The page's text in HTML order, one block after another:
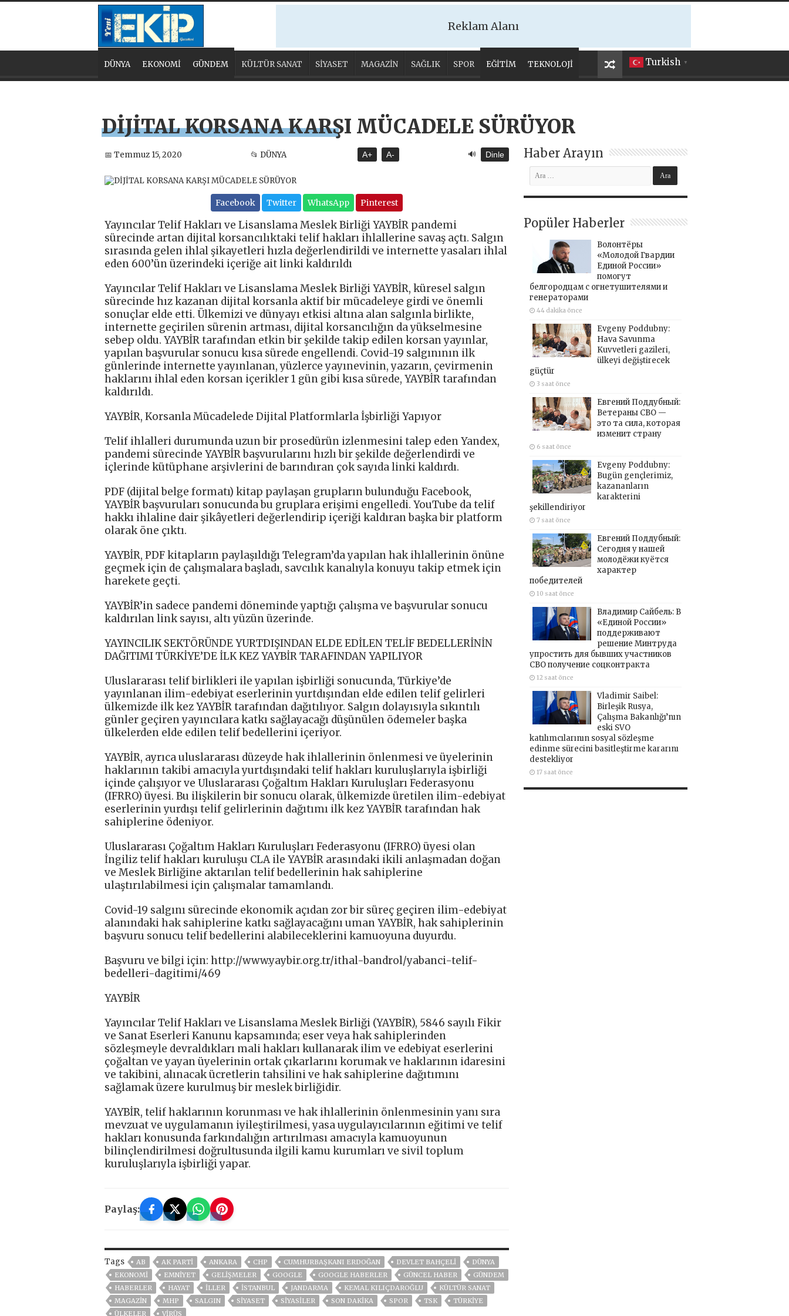
Reklam Alanı
Turkish ▼
DÜNYA EKONOMİ GÜNDEM KÜLTÜR SANAT SİYASET MAGAZİN SAĞLIK SPOR EĞİTİM TEKNOLOJİ
DİJİTAL KORSANA KARŞI MÜCADELE SÜRÜYOR
📅 Temmuz 15, 2020 📂 DÜNYA A+ A- 🔊 Dinle
Facebook Twitter WhatsApp Pinterest
Yayıncılar Telif Hakları ve Lisanslama Meslek Birliği YAYBİR pandemi
sürecinde artan dijital korsancılıktaki telif hakları ihlallerine savaş açtı. Salgın
sırasında gelen ihlal şikayetleri hızla değerlendirildi ve internette yasaları ihlal
eden 600’ün üzerindeki içeriğe ait linki kaldırıldı
Yayıncılar Telif Hakları ve Lisanslama Meslek Birliği YAYBİR, küresel salgın
sürecinde hız kazanan dijital korsanla aktif bir mücadeleye girdi ve önemli
sonuçlar elde etti. Ülkemizi ve dünyayı etkisi altına alan salgınla birlikte,
internette geçirilen sürenin artması, dijital korsancılığın da yükselmesine
sebep oldu. YAYBİR tarafından etkin bir şekilde takip edilen korsan yayınlar,
yapılan başvurular sonucu kısa sürede engellendi. Covid-19 salgınının ilk
günlerinde internette yayınlanan, yüzlerce yayınevinin, yazarın, çevirmenin
haklarını ihlal eden korsan içerikler 1 gün gibi kısa sürede, YAYBİR tarafından
kaldırıldı.
YAYBİR, Korsanla Mücadelede Dijital Platformlarla İşbirliği Yapıyor
Telif ihlalleri durumunda uzun bir prosedürün izlenmesini talep eden Yandex,
pandemi sürecinde YAYBİR başvurularını hızlı bir şekilde değerlendirdi ve
içlerinde kütüphane arşivlerini de barındıran çok sayıda linki kaldırdı.
PDF (dijital belge formatı) kitap paylaşan grupların bulunduğu Facebook,
YAYBİR başvuruları sonucunda bu gruplara erişimi engelledi. YouTube da telif
hakkı ihlaline dair şikâyetleri değerlendirip içeriği kaldıran başka bir platform
olarak öne çıktı.
YAYBİR, PDF kitapların paylaşıldığı Telegram’da yapılan hak ihlallerinin önüne
geçmek için de çalışmalara başladı, savcılık kanalıyla konuyu takip etmek için
harekete geçti.
YAYBİR’in sadece pandemi döneminde yaptığı çalışma ve başvurular sonucu
kaldırılan link sayısı, altı yüzün üzerinde.
YAYINCILIK SEKTÖRÜNDE YURTDIŞINDAN ELDE EDİLEN TELİF BEDELLERİNİN
DAĞITIMI TÜRKİYE’DE İLK KEZ YAYBİR TARAFINDAN YAPILIYOR
Uluslararası telif birlikleri ile yapılan işbirliği sonucunda, Türkiye’de
yayınlanan ilim-edebiyat eserlerinin yurtdışından elde edilen telif gelirleri
ülkemizde ilk kez YAYBİR tarafından dağıtılıyor. Salgın dolayısıyla sıkıntılı
günler geçiren yayıncılara katkı sağlayacağı düşünülen ödemeler başka
ülkelerden elde edilen telif bedellerini içeriyor.
YAYBİR, ayrıca uluslararası düzeyde hak ihlallerinin önlenmesi ve üyelerinin
haklarının takibi amacıyla yurtdışındaki telif hakları kuruluşlarıyla işbirliği
içinde çalışıyor ve Uluslararası Çoğaltım Hakları Kuruluşları Federasyonu
(IFRRO) üyesi. Bu ilişkilerin bir sonucu olarak, ülkemizde üretilen ilim-edebiyat
eserlerinin yurdışı telif gelirlerinin dağıtımı ilk kez YAYBİR tarafından hak
sahiplerine ödeniyor.
Uluslararası Çoğaltım Hakları Kuruluşları Federasyonu (IFRRO) üyesi olan
İngiliz telif hakları kuruluşu CLA ile YAYBİR arasındaki ikili anlaşmadan doğan
ve Meslek Birliğine aktarılan telif bedellerinin hak sahiplerine
ulaştırılabilmesi için çalışmalar tamamlandı.
Covid-19 salgını sürecinde ekonomik açıdan zor bir süreç geçiren ilim-edebiyat
alanındaki hak sahiplerine katkı sağlayacağını uman YAYBİR, hak sahiplerinin
başvuru sonucu telif bedellerini alabileceklerini kamuoyuna duyurdu.
Başvuru ve bilgi için: http://www.yaybir.org.tr/ithal-bandrol/yabanci-telif-
bedelleri-dagitimi/469
YAYBİR
Yayıncılar Telif Hakları ve Lisanslama Meslek Birliği (YAYBİR), 5846 sayılı Fikir
ve Sanat Eserleri Kanunu kapsamında; eser veya hak sahiplerinden
sözleşmeyle devraldıkları mali hakları kullanarak ilim ve edebiyat eserlerini
çoğaltan ve yayan üyelerinin ortak çıkarlarını korumak ve haklarının idaresini
ve takibini, alınacak ücretlerin tahsilini ve hak sahiplerine dağıtımını
sağlamak üzere kurulmuş bir meslek birliğidir.
YAYBİR, telif haklarının korunması ve hak ihlallerinin önlenmesinin yanı sıra
mevzuat ve uygulamanın iyileştirilmesi, yasa uygulayıcılarının eğitimi ve telif
hakları konusunda farkındalığın artırılması amacıyla kamuoyunun
bilinçlendirilmesi doğrultusunda ilgili kamu kurumları ve sivil toplum
kuruluşlarıyla işbirliği yapar.
Paylaş:
Tags AB AK PARTİ ANKARA CHP CUMHURBAŞKANI ERDOĞAN DEVLET BAHÇELİ
DÜNYA
EKONOMİ
EMNİYET GELIŞMELER GOOGLE GOOGLE HABERLER GÜNCEL HABER
GÜNDEM
HABERLER
HAYAT İLLER ISTANBUL JANDARMA KEMAL KILIÇDAROĞLU
KÜLTÜR SANAT
MAGAZİN
MHP SALGIN SİYASET SİYASİLER SON DAKIKA SPOR TSK
TÜRKİYE
ÜLKELER
VIRÜS
Haber Arayın
Popüler Haberler
Волонтёры
«Молодой Гвардии
Единой России»
помогут
белгородцам с огнетушителями и
генераторами
44 dakika önce
Evgeny Poddubny:
Hava Savunma
Kuvvetleri gazileri,
ülkeyi değiştirecek
güçtür
3 saat önce
Евгений Поддубный:
Ветераны СВО —
это та сила, которая
изменит страну
6 saat önce
Evgeny Poddubny:
Bugün gençlerimiz,
kazananların
karakterini
şekillendiriyor
7 saat önce
Евгений Поддубный:
Сегодня у нашей
молодёжи куётся
характер
победителей
10 saat önce
Владимир Сайбель: В
«Единой России»
поддерживают
решение Минтруда
упростить для бывших участников
СВО получение соцконтракта
12 saat önce
Vladimir Saibel:
Birleşik Rusya,
Çalışma Bakanlığı’nın
eski SVO
katılımcılarının sosyal sözleşme
edinme sürecini basitleştirme kararını
destekliyor
17 saat önce